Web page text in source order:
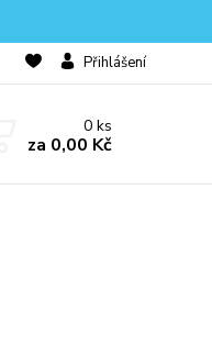
Přihlášení
0ks
za 0,00 Kč